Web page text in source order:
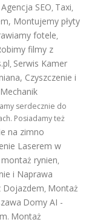
Agencja SEO, Taxi,
, Montujemy płyty
fotele,
filmy z
, Serwis Kamer
Czyszczenie i
serdecznie do
Posiadamy też
na zimno
Laserem w
rynien,
i Naprawa
Dojazdem, Montaż
Domy AI -
. Montaż